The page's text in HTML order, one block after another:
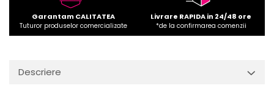
Garantam CALITATEA
Tuturor produselor comercializate
Livrare RAPIDA in 24/48 ore
*de la confirmarea comenzii
Descriere